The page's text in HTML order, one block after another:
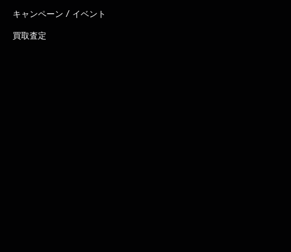
キャンペーン / イベント
買取査定